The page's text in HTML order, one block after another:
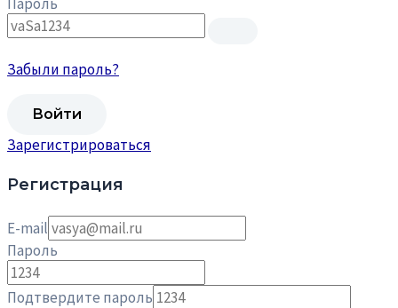
Забыли пароль?
Зарегистрироваться
Регистрация
E-mail
Пароль
Подтвердите пароль